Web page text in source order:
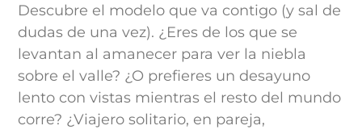
Descubre el modelo que va contigo (y sal de
dudas de una vez). ¿Eres de los que se
levantan al amanecer para ver la niebla
sobre el valle? ¿O prefieres un desayuno
lento con vistas mientras el resto del mundo
corre? ¿Viajero solitario, en pareja,